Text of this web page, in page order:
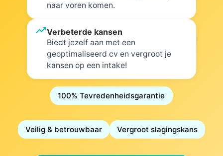
Gratis starten
naar voren komen.
trending_upVerbeterde kansen
Biedt jezelf aan met een
geoptimaliseerd cv en vergroot je
kansen op een intake!
100% Tevredenheidsgarantie
Veilig & betrouwbaar Vergroot slagingskans